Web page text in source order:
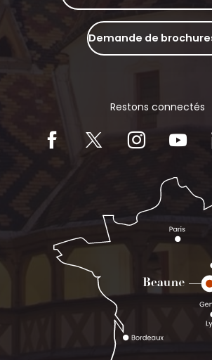
Demande de
Restons connectés